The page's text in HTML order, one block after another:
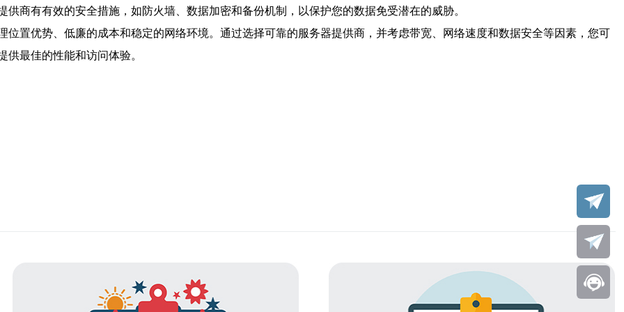
商有有效的安全措施，如防火墙、数据加密和备份机制，以保护您的数据免受潜在的威胁。
置优势、低廉的成本和稳定的网络环境。通过选择可靠的服务器提供商，并考虑带宽、网络速度和数据安全等因素，您可
最佳的性能和访问体验。